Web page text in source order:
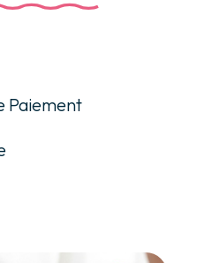
Paiement